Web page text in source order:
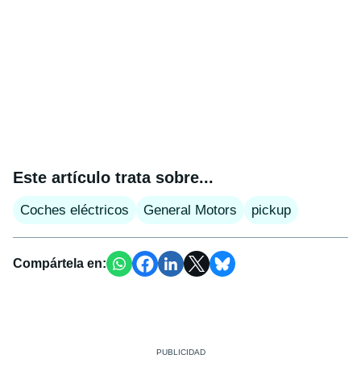
Este artículo trata sobre...
Coches eléctricos General Motors pickup
Compártela en: